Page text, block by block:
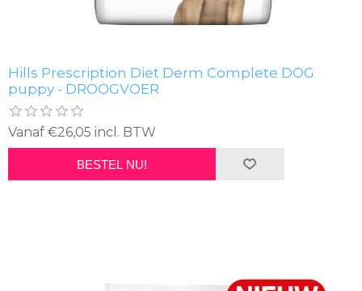
Hills Prescription Diet Derm Complete DOG
puppy - DROOGVOER
Vanaf €26,05 incl. BTW
BESTEL NU!